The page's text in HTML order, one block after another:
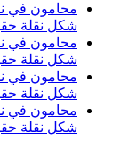
محامون في
شكل نقلة
محامون في
شكل نقلة
محامون في
شكل نقلة
محامون في
شكل نقلة